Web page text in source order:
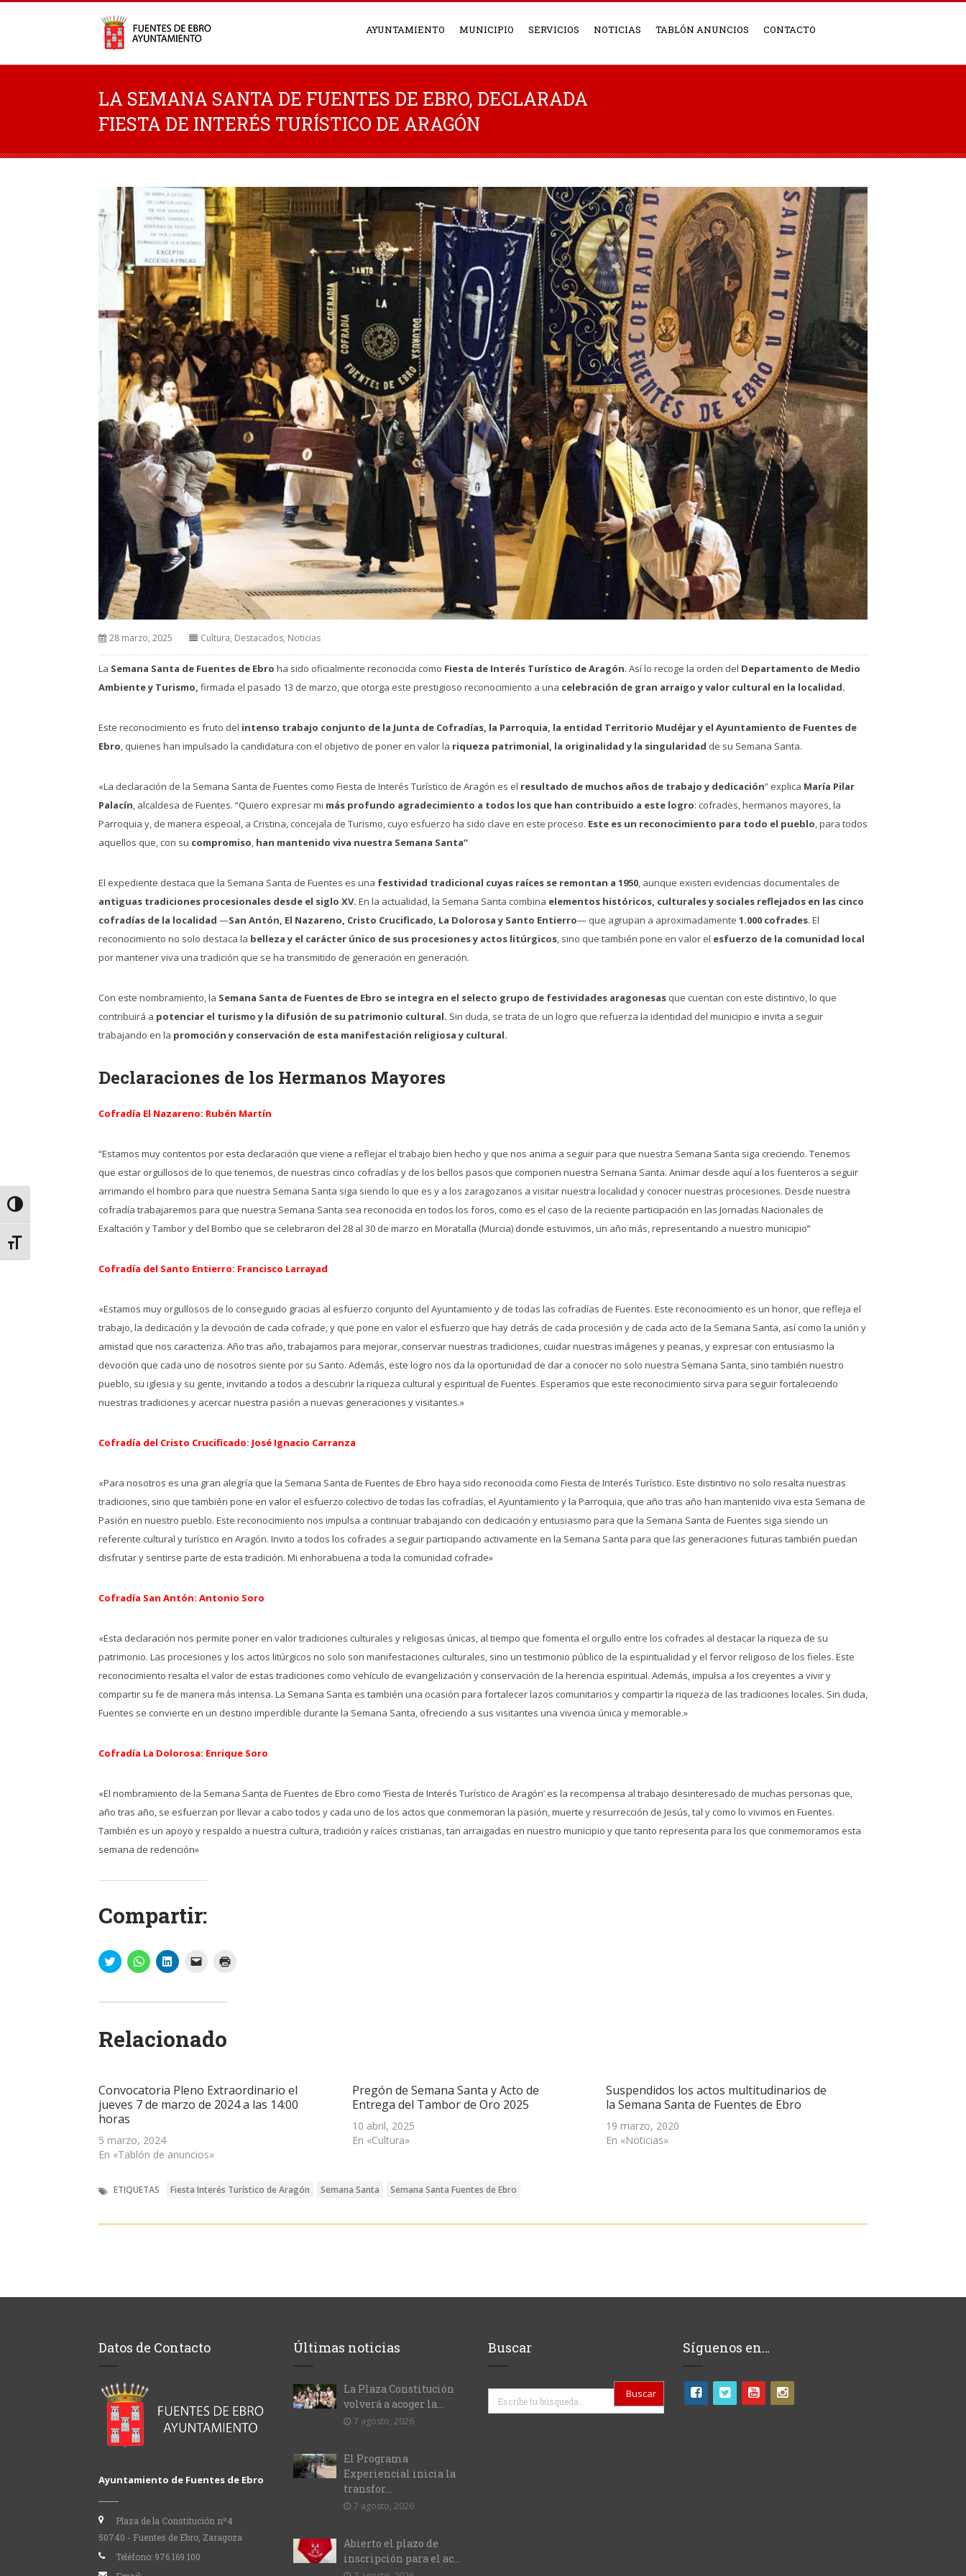
Alternar alto contraste
Alternar tamaño de letra
AYUNTAMIENTO MUNICIPIO SERVICIOS NOTICIAS TABLÓN ANUNCIOS CONTACTO
LA SEMANA SANTA DE FUENTES DE EBRO, DECLARADA
FIESTA DE INTERÉS TURÍSTICO DE ARAGÓN
28 marzo, 2025 Cultura, Destacados, Noticias
La Semana Santa de Fuentes de Ebro ha sido oficialmente reconocida como Fiesta de Interés Turístico de Aragón. Así lo recoge la orden del Departamento de Medio
Ambiente y Turismo, firmada el pasado 13 de marzo, que otorga este prestigioso reconocimiento a una celebración de gran arraigo y valor cultural en la localidad.
Este reconocimiento es fruto del intenso trabajo conjunto de la Junta de Cofradías, la Parroquia, la entidad Territorio Mudéjar y el Ayuntamiento de Fuentes de
Ebro, quienes han impulsado la candidatura con el objetivo de poner en valor la riqueza patrimonial, la originalidad y la singularidad de su Semana Santa.
«La declaración de la Semana Santa de Fuentes como Fiesta de Interés Turístico de Aragón es el resultado de muchos años de trabajo y dedicación” explica María Pilar
Palacín, alcaldesa de Fuentes. “Quiero expresar mi más profundo agradecimiento a todos los que han contribuido a este logro: cofrades, hermanos mayores, la
Parroquia y, de manera especial, a Cristina, concejala de Turismo, cuyo esfuerzo ha sido clave en este proceso. Este es un reconocimiento para todo el pueblo, para todos
aquellos que, con su compromiso, han mantenido viva nuestra Semana Santa”
El expediente destaca que la Semana Santa de Fuentes es una festividad tradicional cuyas raíces se remontan a 1950, aunque existen evidencias documentales de
antiguas tradiciones procesionales desde el siglo XV. En la actualidad, la Semana Santa combina elementos históricos, culturales y sociales reflejados en las cinco
cofradías de la localidad —San Antón, El Nazareno, Cristo Crucificado, La Dolorosa y Santo Entierro— que agrupan a aproximadamente 1.000 cofrades. El
reconocimiento no solo destaca la belleza y el carácter único de sus procesiones y actos litúrgicos, sino que también pone en valor el esfuerzo de la comunidad local
por mantener viva una tradición que se ha transmitido de generación en generación.
Con este nombramiento, la Semana Santa de Fuentes de Ebro se integra en el selecto grupo de festividades aragonesas que cuentan con este distintivo, lo que
contribuirá a potenciar el turismo y la difusión de su patrimonio cultural. Sin duda, se trata de un logro que refuerza la identidad del municipio e invita a seguir
trabajando en la promoción y conservación de esta manifestación religiosa y cultural.
Declaraciones de los Hermanos Mayores
Cofradía El Nazareno: Rubén Martín
“Estamos muy contentos por esta declaración que viene a reflejar el trabajo bien hecho y que nos anima a seguir para que nuestra Semana Santa siga creciendo. Tenemos
que estar orgullosos de lo que tenemos, de nuestras cinco cofradías y de los bellos pasos que componen nuestra Semana Santa. Animar desde aquí a los fuenteros a seguir
arrimando el hombro para que nuestra Semana Santa siga siendo lo que es y a los zaragozanos a visitar nuestra localidad y conocer nuestras procesiones. Desde nuestra
cofradía trabajaremos para que nuestra Semana Santa sea reconocida en todos los foros, como es el caso de la reciente participación en las Jornadas Nacionales de
Exaltación y Tambor y del Bombo que se celebraron del 28 al 30 de marzo en Moratalla (Murcia) donde estuvimos, un año más, representando a nuestro municipio”
Cofradía del Santo Entierro: Francisco Larrayad
«Estamos muy orgullosos de lo conseguido gracias al esfuerzo conjunto del Ayuntamiento y de todas las cofradías de Fuentes. Este reconocimiento es un honor, que refleja el
trabajo, la dedicación y la devoción de cada cofrade, y que pone en valor el esfuerzo que hay detrás de cada procesión y de cada acto de la Semana Santa, así como la unión y
amistad que nos caracteriza. Año tras año, trabajamos para mejorar, conservar nuestras tradiciones, cuidar nuestras imágenes y peanas, y expresar con entusiasmo la
devoción que cada uno de nosotros siente por su Santo. Además, este logro nos da la oportunidad de dar a conocer no solo nuestra Semana Santa, sino también nuestro
pueblo, su iglesia y su gente, invitando a todos a descubrir la riqueza cultural y espiritual de Fuentes. Esperamos que este reconocimiento sirva para seguir fortaleciendo
nuestras tradiciones y acercar nuestra pasión a nuevas generaciones y visitantes.»
Cofradía del Cristo Crucificado: José Ignacio Carranza
«Para nosotros es una gran alegría que la Semana Santa de Fuentes de Ebro haya sido reconocida como Fiesta de Interés Turístico. Este distintivo no solo resalta nuestras
tradiciones, sino que también pone en valor el esfuerzo colectivo de todas las cofradías, el Ayuntamiento y la Parroquia, que año tras año han mantenido viva esta Semana de
Pasión en nuestro pueblo. Este reconocimiento nos impulsa a continuar trabajando con dedicación y entusiasmo para que la Semana Santa de Fuentes siga siendo un
referente cultural y turístico en Aragón. Invito a todos los cofrades a seguir participando activamente en la Semana Santa para que las generaciones futuras también puedan
disfrutar y sentirse parte de esta tradición. Mi enhorabuena a toda la comunidad cofrade»
Cofradía San Antón: Antonio Soro
«Esta declaración nos permite poner en valor tradiciones culturales y religiosas únicas, al tiempo que fomenta el orgullo entre los cofrades al destacar la riqueza de su
patrimonio. Las procesiones y los actos litúrgicos no solo son manifestaciones culturales, sino un testimonio público de la espiritualidad y el fervor religioso de los fieles. Este
reconocimiento resalta el valor de estas tradiciones como vehículo de evangelización y conservación de la herencia espiritual. Además, impulsa a los creyentes a vivir y
compartir su fe de manera más intensa. La Semana Santa es también una ocasión para fortalecer lazos comunitarios y compartir la riqueza de las tradiciones locales. Sin duda,
Fuentes se convierte en un destino imperdible durante la Semana Santa, ofreciendo a sus visitantes una vivencia única y memorable.»
Cofradía La Dolorosa: Enrique Soro
«El nombramiento de la Semana Santa de Fuentes de Ebro como ‘Fiesta de Interés Turístico de Aragón’ es la recompensa al trabajo desinteresado de muchas personas que,
año tras año, se esfuerzan por llevar a cabo todos y cada uno de los actos que conmemoran la pasión, muerte y resurrección de Jesús, tal y como lo vivimos en Fuentes.
También es un apoyo y respaldo a nuestra cultura, tradición y raíces cristianas, tan arraigadas en nuestro municipio y que tanto representa para los que conmemoramos esta
semana de redención»
Compartir:
Haz
clic
Twitter
en
una
Haz
clic
WhatsApp
en
una
Haz
clic
LinkedIn
en
una
Haz
enlace
electrónico
a
en
una
ventana
Relacionado
Convocatoria Pleno Extraordinario el
jueves 7 de marzo de 2024 a las 14:00
horas
5 marzo, 2024
En «Tablón de anuncios»
Pregón de Semana Santa y Acto de
Entrega del Tambor de Oro 2025
10 abril, 2025
En «Cultura»
Suspendidos los actos multitudinarios de
la Semana Santa de Fuentes de Ebro
19 marzo, 2020
En «Noticias»
ETIQUETAS Fiesta Interés Turístico de Aragón Semana Santa Semana Santa Fuentes de Ebro
Datos de Contacto
Ayuntamiento de Fuentes de Ebro
Plaza de la Constitución nº4
50740 - Fuentes de Ebro, Zaragoza
Teléfono: 976 169 100
Últimas noticias
La Plaza Constitución
volverá a acoger la...
7 agosto, 2026
El Programa
Experiencial inicia la
transfor...
7 agosto, 2026
Abierto el plazo de
inscripción para el ac...
Buscar
Buscar
Síguenos en…